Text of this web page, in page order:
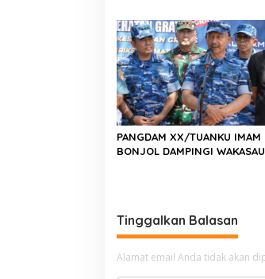
Kolaborasi Polri dan Media
Kepentingan Masyarakat
PANGDAM XX/TUANKU IMAM
BONJOL DAMPINGI
Tinggalkan Balasan
Alamat email Anda tidak akan